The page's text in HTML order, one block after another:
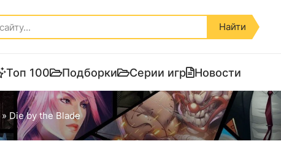
Найти
Топ 100 Подборки Серии игр Новости
» Die by the Blade